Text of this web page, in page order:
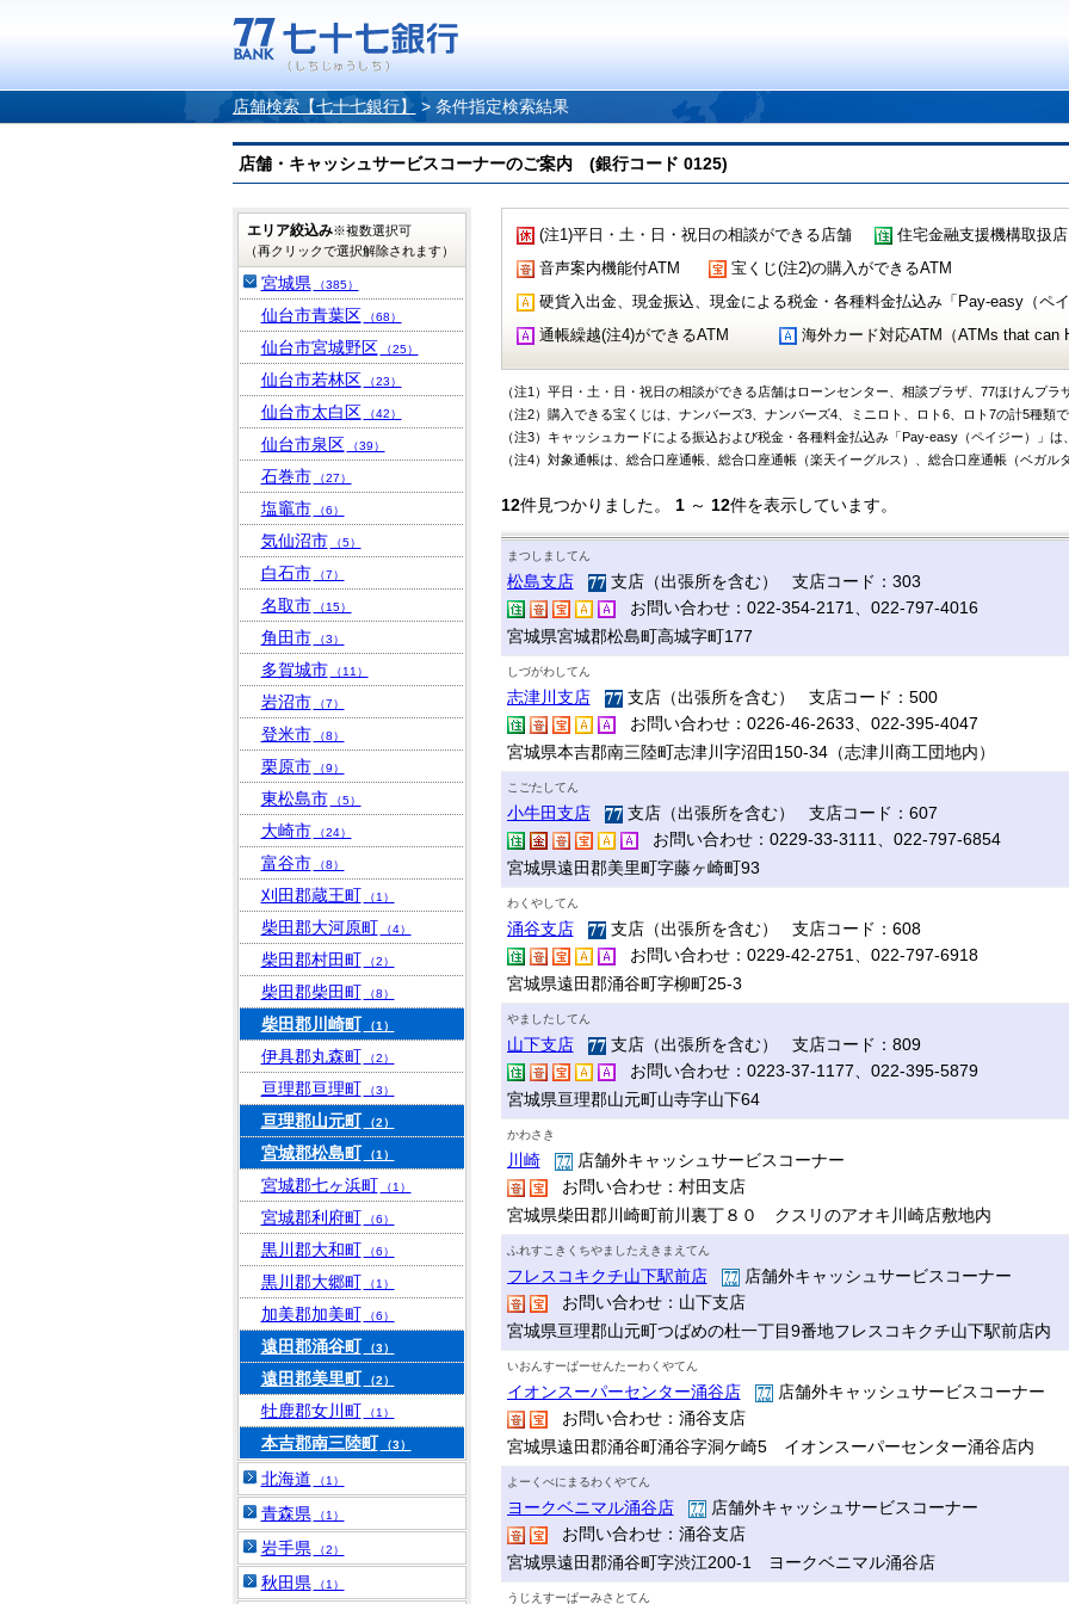
店舗検索【七十七銀行】 > 条件指定検索結果
店舗・キャッシュサービスコーナーのご案内 (銀行コード 0125)
(注1)平日・土・日・祝日の相談ができる店舗 住宅金融支援機構取扱店
音声案内機能付ATM
宝くじ(注2)の購入ができるATM
硬貨入出金、現金振込、現金による税金・各種料金払込み「Pay-easy（ペ
通帳繰越(注4)ができるATM
海外カード対応ATM（ATMs that can
（注1）平日・土・日・祝日の相談ができる店舗はローンセンター、相談プラザ、77ほけんプラ
（注2）購入できる宝くじは、ナンバーズ3、ナンバーズ4、ミニロト、ロト6、ロト7の計5種類で
（注3）キャッシュカードによる振込および税金・各種料金払込み「Pay-easy（ペイジー）」は
（注4）対象通帳は、総合口座通帳、総合口座通帳（楽天イーグルス）、総合口座通帳（ベガル
12件見つかりました。 1～ 12件を表示しています。
まつしましてん
松島支店
支店（出張所を含む） 支店コード：303
お問い合わせ：022-354-2171、022-797-4016
宮城県宮城郡松島町高城字町177
しづがわしてん
志津川支店
支店（出張所を含む） 支店コード：500
お問い合わせ：0226-46-2633、022-395-4047
宮城県本吉郡南三陸町志津川字沼田150-34（志津川商工団地内）
こごたしてん
小牛田支店
支店（出張所を含む） 支店コード：607
お問い合わせ：0229-33-3111、022-797-6854
宮城県遠田郡美里町字藤ヶ崎町93
わくやしてん
涌谷支店
支店（出張所を含む） 支店コード：608
お問い合わせ：0229-42-2751、022-797-6918
宮城県遠田郡涌谷町字柳町25-3
やましたしてん
山下支店
支店（出張所を含む） 支店コード：809
お問い合わせ：0223-37-1177、022-395-5879
宮城県亘理郡山元町山寺字山下64
かわさき
川崎
店舗外キャッシュサービスコーナー
お問い合わせ：村田支店
宮城県柴田郡川崎町前川裏丁８０ クスリのアオキ川崎店敷地内
ふれすこきくちやましたえきまえてん
フレスコキクチ山下駅前店
店舗外キャッシュサービスコーナー
お問い合わせ：山下支店
宮城県亘理郡山元町つばめの杜一丁目9番地フレスコキクチ山下駅前店内
いおんすーぱーせんたーわくやてん
イオンスーパーセンター涌谷店
店舗外キャッシュサービスコーナー
お問い合わせ：涌谷支店
宮城県遠田郡涌谷町涌谷字洞ケ崎5 イオンスーパーセンター涌谷店内
よーくべにまるわくやてん
ヨークベニマル涌谷店
店舗外キャッシュサービスコーナー
お問い合わせ：涌谷支店
宮城県遠田郡涌谷町字渋江200-1 ヨークベニマル涌谷店
うじえすーぱーみさとてん
エリア絞込み※複数選択可
（再クリックで選択解除されます）
宮城県 （385）
仙台市青葉区 （68）
仙台市宮城野区 （25）
仙台市若林区 （23）
仙台市太白区 （42）
仙台市泉区 （39）
石巻市 （27）
塩竈市 （6）
気仙沼市 （5）
白石市 （7）
名取市 （15）
角田市 （3）
多賀城市 （11）
岩沼市 （7）
登米市 （8）
栗原市 （9）
東松島市 （5）
大崎市 （24）
富谷市 （8）
刈田郡蔵王町 （1）
柴田郡大河原町 （4）
柴田郡村田町 （2）
柴田郡柴田町 （8）
柴田郡川崎町 （1）
伊具郡丸森町 （2）
亘理郡亘理町 （3）
亘理郡山元町 （2）
宮城郡松島町 （1）
宮城郡七ヶ浜町 （1）
宮城郡利府町 （6）
黒川郡大和町 （6）
黒川郡大郷町 （1）
加美郡加美町 （6）
遠田郡涌谷町 （3）
遠田郡美里町 （2）
牡鹿郡女川町 （1）
本吉郡南三陸町 （3）
北海道 （1）
青森県 （1）
岩手県 （2）
秋田県 （1）